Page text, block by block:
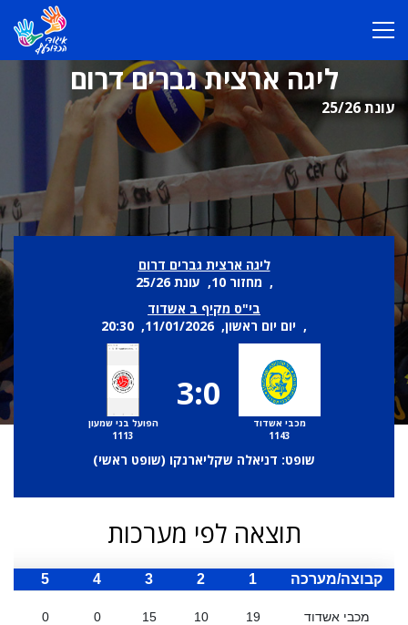
ליגה ארצית גברים דרום
עונת 25/26
ליגה ארצית גברים דרום
, מחזור 10, עונת 25/26
בי"ס מקיף ב אשדוד
, יום יום ראשון, 11/01/2026, 20:30
מכבי אשדוד
1143
3:0
הפועל בני שמעון
1113
שופט: דניאלה שקליארנקו (שופט ראשי)
תוצאה לפי מערכות
קבוצה/מערכה 1
2
3
4
5
מכבי אשדוד 19
10
15
0
0